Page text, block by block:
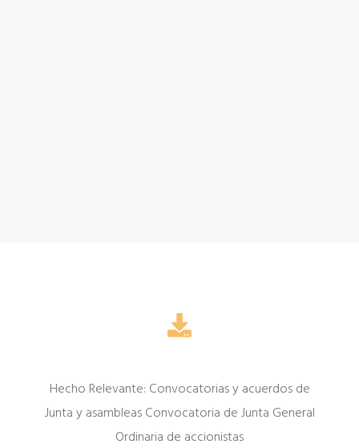
Hecho Relevante: Convocatorias y acuerdos de
Junta y asambleas Convocatoria de Junta General
Ordinaria de accionistas